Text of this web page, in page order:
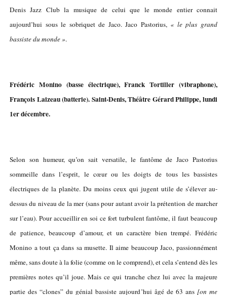
Denis Jazz Club la musique de celui que le monde entier connait
aujourd’hui sous le sobriquet de Jaco. Jaco Pastorius, « le plus grand
bassiste du monde ».
Frédéric Monino (basse électrique), Franck Tortiller (vibraphone),
François Laizeau (batterie). Saint-Denis, Théâtre Gérard Philippe, lundi
1er décembre.
Selon son humeur, qu’on sait versatile, le fantôme de Jaco Pastorius
sommeille dans l’esprit, le cœur ou les doigts de tous les bassistes
électriques de la planète. Du moins ceux qui jugent utile de s’élever au-
dessus du niveau de la mer (sans pour autant avoir la prétention de marcher
sur l’eau). Pour accueillir en soi ce fort turbulent fantôme, il faut beaucoup
de patience, beaucoup d’amour, et un caractère bien trempé. Frédéric
Monino a tout ça dans sa musette. Il aime beaucoup Jaco, passionnément
même, sans doute à la folie (comme on le comprend), et cela s’entend dès les
premières notes qu’il joue. Mais ce qui tranche chez lui avec la majeure
partie des “clones” du génial bassiste aujourd’hui âgé de 63 ans [on me